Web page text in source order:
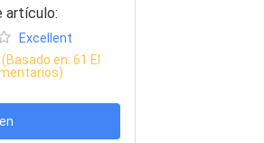
artículo:
Excellent
en: 61 El